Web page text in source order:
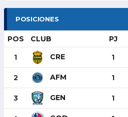
POSICIONES
POS CLUB PJ
1 CRE 1
2 AFM 1
3 GEN 1